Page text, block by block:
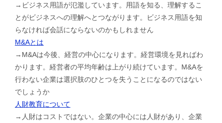
→ビジネス用語が氾濫しています。用語を知る、理解するこ
とがビジネスへの理解へとつながります。ビジネス用語を知
らなければ会話にならないのかもしれません
M&Aとは
→M&Aは今後、経営の中心になります。経営環境を見ればわ
かります。経営者の平均年齢は上がり続けています。M&Aを
行わない企業は選択肢のひとつを失うことになるのではない
でしょうか
人財教育について
→人財はコストではない。企業の中心には人財があり、企業